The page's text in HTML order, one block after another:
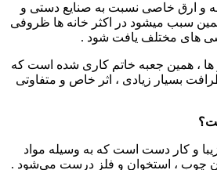
و ارق خاصی نسبت به صنایع دستی و
همین سبب میشود در اکثر خانه ها ظروفی
های مختلف یافت شود .
ها ، همین جعبه خاتم کاری شده است که
بسیار زیادی ، اثر خاص و متفاوتی
و کار دست است که به وسیله مواد
چوب ، استخوان و فلز درست می‌شود .